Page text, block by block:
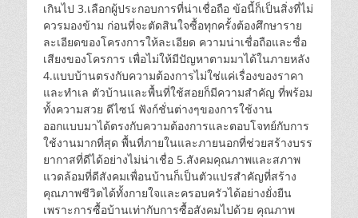
เกินไป 3.เลือกผู้ประกอบการที่น่าเชื่อถือ ข้อนี้ก็เป็นสิ่งที่ไม่
ควรมองข้าม ก่อนที่จะตัดสินใจซื้อทุกครั้งต้องศึกษาราย
ละเอียดของโครงการให้ละเอียด ความน่าเชื่อถือและชื่อ
เสียงของโครการ เพื่อไม่ให้มีปัญหาตามมาได้ในภายหลัง
4.แบบบ้านตรงกับความต้องการไม่ใช่แค่เรื่องของราคา
และทำเล ตัวบ้านและพื้นที่ใช้สอยก็มีความสำคัญ ที่พร้อม
ทั้งความสวย ดีไซน์ ฟังก์ชั่นต่างๆของการใช้งาน
ออกแบบมาได้ตรงกับความต้องการและตอบโจทย์กับการ
ใช้งานมากที่สุด พื้นที่ภายในและภายนอกที่ช่วยสร้างบรร
ยากาสที่ดีได้อย่างไม่น่าเชื่อ 5.สังคมคุณภาพและสภาพ
แวดล้อมที่ดีสังคมเพื่อนบ้านก็เป็นตัวแปรสำคัญที่สร้าง
คุณภาพชีวิตได้ทั้งกายใจและครอบครัวได้อย่างยั่งยืน
เพราะการซื้อบ้านเท่ากับการซื้อสังคมไปด้วย คุณภาพ